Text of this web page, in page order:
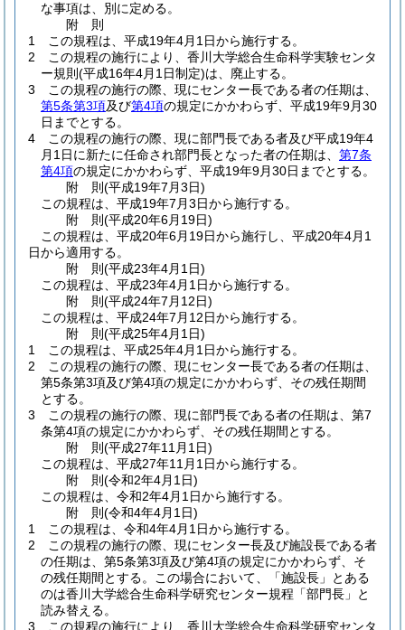
な事項は、別に定める。
附 則
1
この規程は、平成19年4月1日から施行する。
2
この規程の施行により、香川大学総合生命科学実験センタ
ー規則 (平成16年4月1日制定)は、廃止する。
3
この規程の施行の際、現にセンター長である者の任期は、
第5条第3項及び第4項の規定にかかわらず、平成19年9月30
日までとする。
4
この規程の施行の際、現に部門長である者及び平成19年4
月1日に新たに任命され部門長となった者の任期は、 第7条
第4項の規定にかかわらず、平成19年9月30日までとする。
附 則(平成19年7月3日)
この規程は、平成19年7月3日から施行する。
附 則(平成20年6月19日)
この規程は、平成20年6月19日から施行し、平成20年4月1
日から適用する。
附 則(平成23年4月1日)
この規程は、平成23年4月1日から施行する。
附 則(平成24年7月12日)
この規程は、平成24年7月12日から施行する。
附 則(平成25年4月1日)
1
この規程は、平成25年4月1日から施行する。
2
この規程の施行の際、現にセンター長である者の任期は、
第5条第3項及び第4項の規定にかかわらず、その残任期間
とする。
3
この規程の施行の際、現に部門長である者の任期は、第7
条第4項の規定にかかわらず、その残任期間とする。
附 則(平成27年11月1日)
この規程は、平成27年11月1日から施行する。
附 則(令和2年4月1日)
この規程は、令和2年4月1日から施行する。
附 則(令和4年4月1日)
1
この規程は、令和4年4月1日から施行する。
2
この規程の施行の際、現にセンター長及び施設長である者
の任期は、第5条第3項及び第4項の規定にかかわらず、そ
の残任期間とする。
この場合において、「施設長」とある
のは香川大学総合生命科学研究センター規程「部門長」と
読み替える。
3
この規程の施行により、香川大学総合生命科学研究センタ